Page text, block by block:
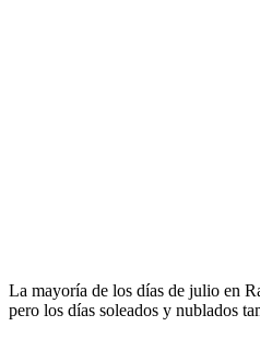
La mayoría de los días de julio en
pero los días soleados y nublados